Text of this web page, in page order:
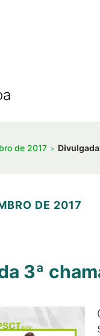
de 2017
DE 2017
3ª